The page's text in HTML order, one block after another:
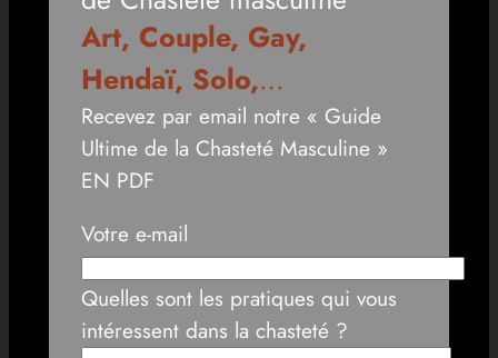
Art, Couple, Gay,
Hendaï, Solo,…
Recevez par email notre « Guide
Ultime de la Chasteté Masculine »
EN PDF
Votre e-mail
Quelles sont les pratiques qui vous
intéressent dans la chasteté ?